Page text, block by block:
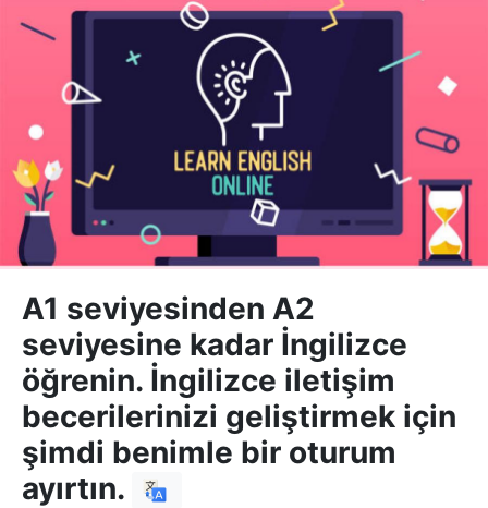
A1 seviyesinden A2
seviyesine kadar İngilizce
öğrenin. İngilizce iletişim
becerilerinizi geliştirmek için
şimdi benimle bir oturum
ayırtın.